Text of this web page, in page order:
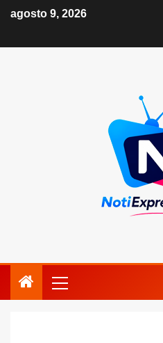
agosto 9, 2026